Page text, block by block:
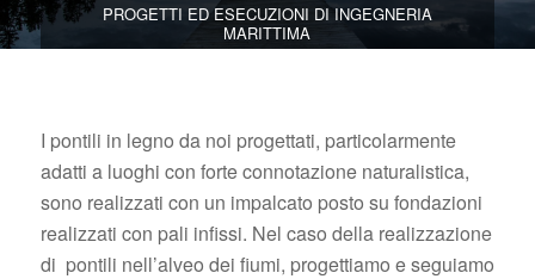
PROGETTI ED ESECUZIONI DI INGEGNERIA
MARITTIMA
I pontili in legno da noi progettati, particolarmente
adatti a luoghi con forte connotazione naturalistica,
sono realizzati con un impalcato posto su fondazioni
realizzati con pali infissi. Nel caso della realizzazione
di pontili nell’alveo dei fiumi, progettiamo e seguiamo